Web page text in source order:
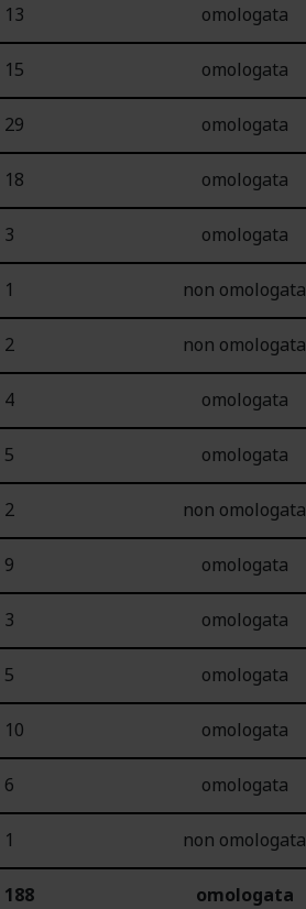
13 omologata
15 omologata
29 omologata
18 omologata
3 omologata
1 non omologata
2 non omologata
4 omologata
5 omologata
2 non omologata
9 omologata
3 omologata
5 omologata
10 omologata
6 omologata
1 non omologata
188 omologata